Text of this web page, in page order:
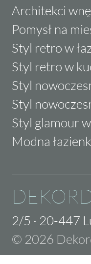
Architekci
Pomysł na
Styl retro w
Styl retro w
Styl
Styl
Styl glamour
Modna
2/5 · 20-447
© 2026